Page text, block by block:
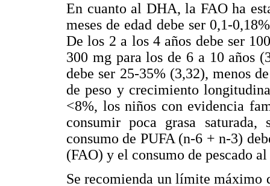
En cuanto al DHA, la FAO ha
meses de edad debe ser 0,1-
De los 2 a los 4 años debe ser
300 mg para los de 6 a 10 años
debe ser 25-35% (3,32), menos
de peso y crecimiento
<8%, los niños con evidencia
consumir poca grasa
consumo de PUFA (n-6 + n-3)
(FAO) y el consumo de pescado
Se recomienda un límite máximo